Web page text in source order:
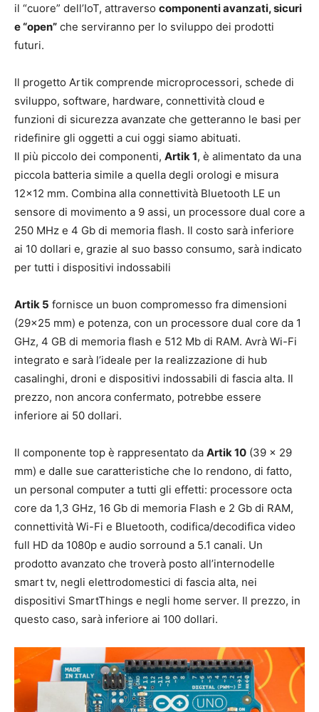
il “cuore” dell’IoT, attraverso componenti avanzati, sicuri
e “open” che serviranno per lo sviluppo dei prodotti
futuri.
Il progetto Artik comprende microprocessori, schede di
sviluppo, software, hardware, connettività cloud e
funzioni di sicurezza avanzate che getteranno le basi per
ridefinire gli oggetti a cui oggi siamo abituati.
Il più piccolo dei componenti, Artik 1, è alimentato da una
piccola batteria simile a quella degli orologi e misura
12×12 mm. Combina alla connettività Bluetooth LE un
sensore di movimento a 9 assi, un processore dual core a
250 MHz e 4 Gb di memoria flash. Il costo sarà inferiore
ai 10 dollari e, grazie al suo basso consumo, sarà indicato
per tutti i dispositivi indossabili
Artik 5 fornisce un buon compromesso fra dimensioni
(29×25 mm) e potenza, con un processore dual core da 1
GHz, 4 GB di memoria flash e 512 Mb di RAM. Avrà Wi-Fi
integrato e sarà l’ideale per la realizzazione di hub
casalinghi, droni e dispositivi indossabili di fascia alta. Il
prezzo, non ancora confermato, potrebbe essere
inferiore ai 50 dollari.
Il componente top è rappresentato da Artik 10 (39 x 29
mm) e dalle sue caratteristiche che lo rendono, di fatto,
un personal computer a tutti gli effetti: processore octa
core da 1,3 GHz, 16 Gb di memoria Flash e 2 Gb di RAM,
connettività Wi-Fi e Bluetooth, codifica/decodifica video
full HD da 1080p e audio sorround a 5.1 canali. Un
prodotto avanzato che troverà posto all’internodelle
smart tv, negli elettrodomestici di fascia alta, nei
dispositivi SmartThings e negli home server. Il prezzo, in
questo caso, sarà inferiore ai 100 dollari.